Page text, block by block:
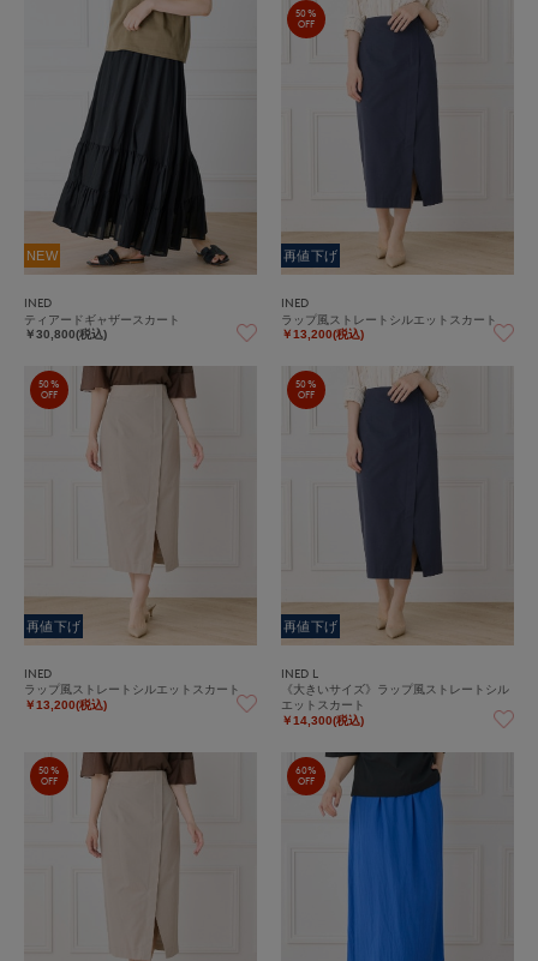
NEW
INED
ティアードギャザースカート
￥30,800(税込)
50%
OFF
再値下げ
INED
ラップ風ストレートシルエットスカート
￥13,200(税込)
50%
OFF
再値下げ
INED
ラップ風ストレートシルエットスカート
￥13,200(税込)
50%
OFF
再値下げ
INED L
《大きいサイズ》ラップ風ストレートシル
エットスカート
￥14,300(税込)
50%
OFF
60%
OFF